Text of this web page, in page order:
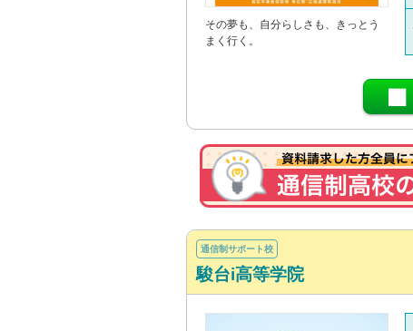
その夢も、自分らしさも、きっとう
まく行く。
通信制サポート校
駿台i高等学院